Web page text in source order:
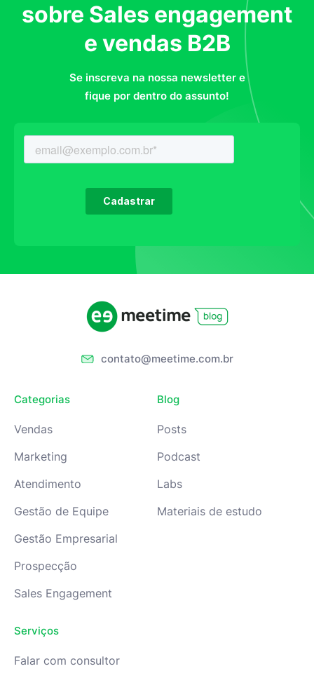
sobre Sales engagement
e vendas B2B
Se inscreva na nossa newsletter e
fique por dentro do assunto!
contato@meetime.com.br
Categorias
Vendas
Marketing
Atendimento
Gestão de Equipe
Gestão Empresarial
Prospecção
Sales Engagement
Blog
Posts
Podcast
Labs
Materiais de estudo
Serviços
Falar com consultor